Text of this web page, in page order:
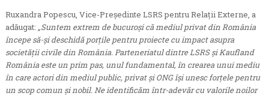
Ruxandra Popescu, Vice-Preşedinte LSRS pentru Relaţii Externe, a
adăugat: „Suntem extrem de bucuroşi că mediul privat din România
începe să-şi deschidă porţile pentru proiecte cu impact asupra
societății civile din România. Parteneriatul dintre LSRS şi Kaufland
România este un prim pas, unul fundamental, în crearea unui mediu
în care actori din mediul public, privat şi ONG îşi unesc forţele pentru
un scop comun şi nobil. Ne identificăm într-adevăr cu valorile noilor